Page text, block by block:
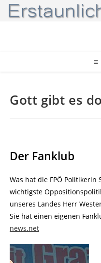
Zum
Inhalt
Gott gibt es
Der Fanklub
Was hat die FPÖ Politikerin
wichtigste
unseres Landes Herr
Sie hat einen eigenen
news.net